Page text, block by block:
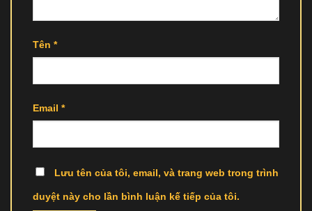
Tên *
Email *
Lưu tên của tôi, email, và trang web trong trình
duyệt này cho lần bình luận kế tiếp của tôi.